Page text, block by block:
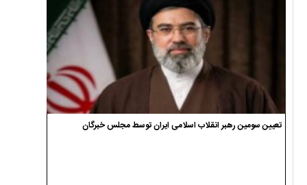
تعیین سومین رهبر انقلاب اسلامی ایران توسط مجلس خبرگان